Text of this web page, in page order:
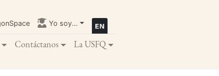
Yo soy...
Contáctanos La USFQ